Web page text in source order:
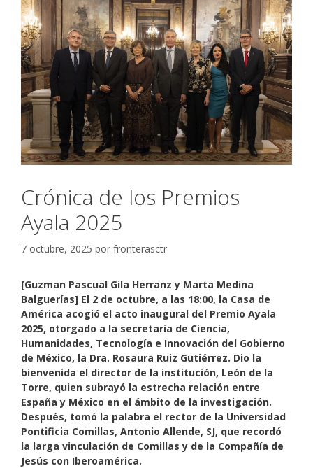
Crónica de los Premios
Ayala 2025
7 octubre, 2025 por fronterasctr
[Guzman Pascual Gila Herranz y Marta Medina
Balguerías] El 2 de octubre, a las 18:00, la Casa de
América acogió el acto inaugural del Premio Ayala
2025, otorgado a la secretaria de Ciencia,
Humanidades, Tecnología e Innovación del Gobierno
de México, la Dra. Rosaura Ruiz Gutiérrez. Dio la
bienvenida el director de la institución, León de la
Torre, quien subrayó la estrecha relación entre
España y México en el ámbito de la investigación.
Después, tomó la palabra el rector de la Universidad
Pontificia Comillas, Antonio Allende, SJ, que recordó
la larga vinculación de Comillas y de la Compañía de
Jesús con Iberoamérica.